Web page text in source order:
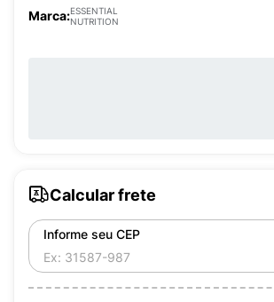
Marca:ESSENTIAL
NUTRITION
Calcular frete
Informe seu CEP